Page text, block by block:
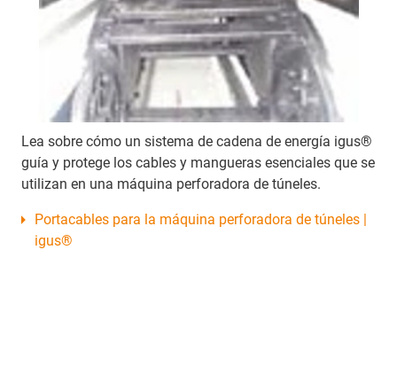
Lea sobre cómo un sistema de cadena de energía igus®
guía y protege los cables y mangueras esenciales que se
utilizan en una máquina perforadora de túneles.
Portacables para la máquina perforadora de túneles |
igus®